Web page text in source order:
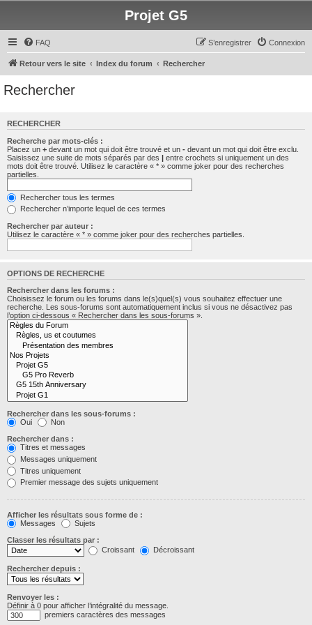
Projet G5
FAQ Connexion
S’enregistrer
Retour vers le site Index du forum Rechercher
Rechercher
RECHERCHER
Recherche par mots-clés :
Placez un + devant un mot qui doit être trouvé et un - devant un mot qui doit être exclu.
Saisissez une suite de mots séparés par des | entre crochets si uniquement un des
mots doit être trouvé. Utilisez le caractère « * » comme joker pour des recherches
partielles.
Rechercher tous les termes
Rechercher n’importe lequel de ces termes
Rechercher par auteur :
Utilisez le caractère « * » comme joker pour des recherches partielles.
OPTIONS DE RECHERCHE
Rechercher dans les forums :
Choisissez le forum ou les forums dans le(s)quel(s) vous souhaitez effectuer une
recherche. Les sous-forums sont automatiquement inclus si vous ne désactivez pas
l’option ci-dessous « Rechercher dans les sous-forums ».
Rechercher dans les sous-forums :
Oui
Non
Rechercher dans :
Titres et messages
Messages uniquement
Titres uniquement
Premier message des sujets uniquement
Afficher les résultats sous forme de :
Messages
Sujets
Classer les résultats par :
Croissant
Décroissant
Rechercher depuis :
Renvoyer les :
Définir à 0 pour afficher l’intégralité du message.
premiers caractères des messages